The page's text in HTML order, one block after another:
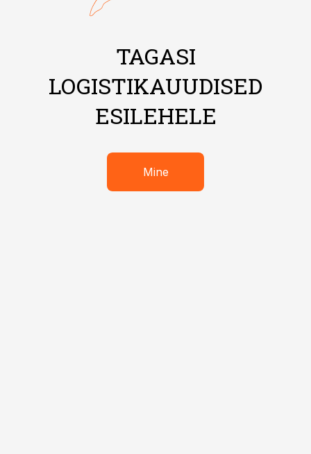
TAGASI
LOGISTIKAUUDISED
ESILEHELE
Mine